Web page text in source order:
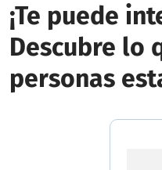
¡Te puede
Descubre lo
personas